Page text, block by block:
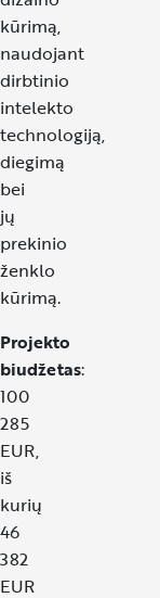
kūrimą,
naudojant
dirbtinio
intelekto
technologiją,
diegimą
bei
jų
prekinio
ženklo
kūrimą.
Projekto
biudžetas:
100
285
EUR,
iš
kurių
46
382
EUR